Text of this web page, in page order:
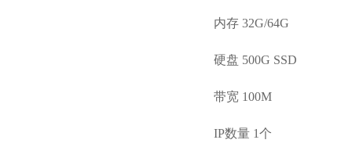
内存 32G/64G
硬盘 500G SSD
带宽 100M
IP数量 1个